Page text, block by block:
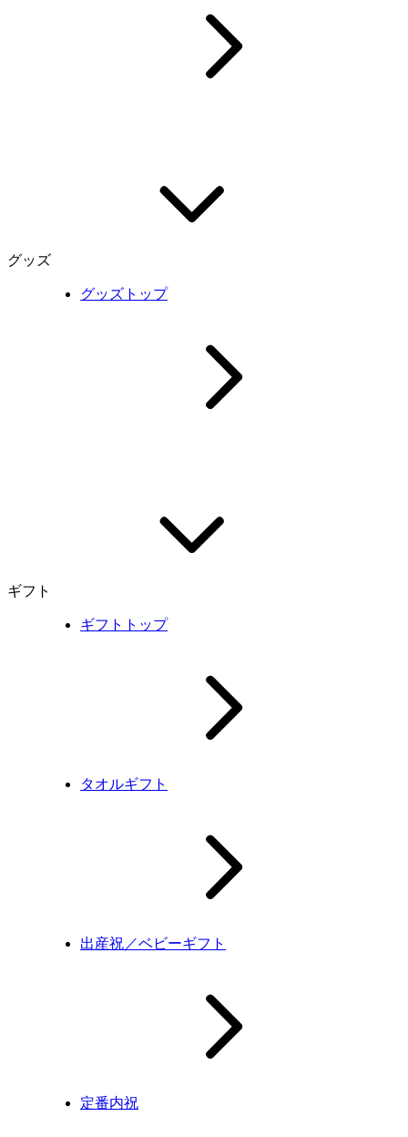
グッズ
グッズトップ
ギフト
ギフトトップ
タオルギフト
出産祝／ベビーギフト
定番内祝